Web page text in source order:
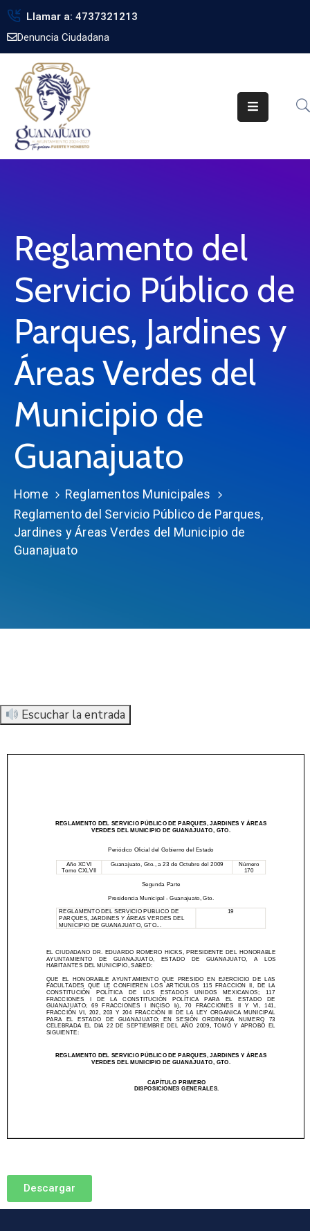
Llamar a: 4737321213
Denuncia Ciudadana
Inicio
Gobierno
Trámites
Noticias
Pública
Biblioteca
Reglamento del
Servicio Público de
Parques, Jardines y
Áreas Verdes del
Municipio de
Guanajuato
Home
Reglamentos Municipales
Reglamento del Servicio Público de Parques,
Jardines y Áreas Verdes del Municipio de
Guanajuato
Escuchar la entrada
Descargar